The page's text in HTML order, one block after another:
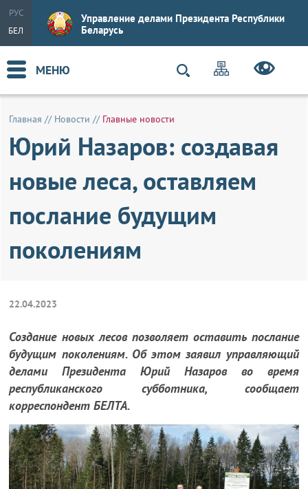
РУС
БЕЛ
Управление делами Президента Республики
Беларусь
МЕНЮ
Главная // Новости // Главные новости
Юрий Назаров: создавая
новые леса, оставляем
послание будущим
поколениям
22.04.2023
Создание новых лесов позволяет оставить послание
будущим поколениям. Об этом заявил управляющий
делами Президента Юрий Назаров во время
республиканского субботника, сообщает
корреспондент БЕЛТА.